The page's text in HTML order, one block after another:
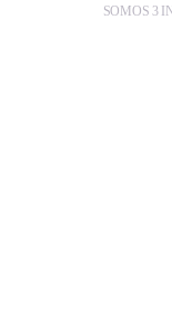
SOMOS 3